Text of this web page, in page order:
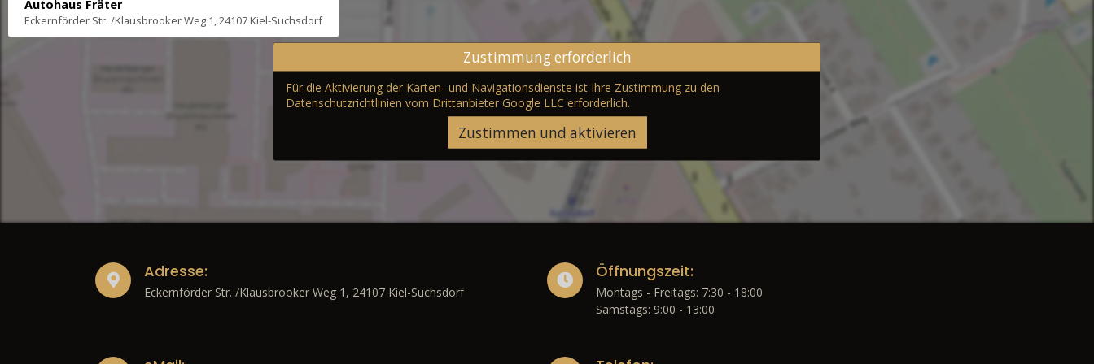
Autohaus Fräter
Eckernförder Str. /Klausbrooker Weg 1, 24107 Kiel-Suchsdorf
Zustimmung erforderlich
Für die Aktivierung der Karten- und Navigationsdienste ist Ihre Zustimmung zu den
Datenschutzrichtlinien vom Drittanbieter Google LLC erforderlich.
Zustimmen und aktivieren
Adresse:
Eckernförder Str. /Klausbrooker Weg 1, 24107 Kiel-Suchsdorf
Öffnungszeit:
Montags - Freitags: 7:30 - 18:00
Samstags: 9:00 - 13:00